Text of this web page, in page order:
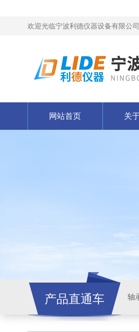
欢迎光临宁波利德仪器设备有限公司
网站首页 关
产品直通车 轴